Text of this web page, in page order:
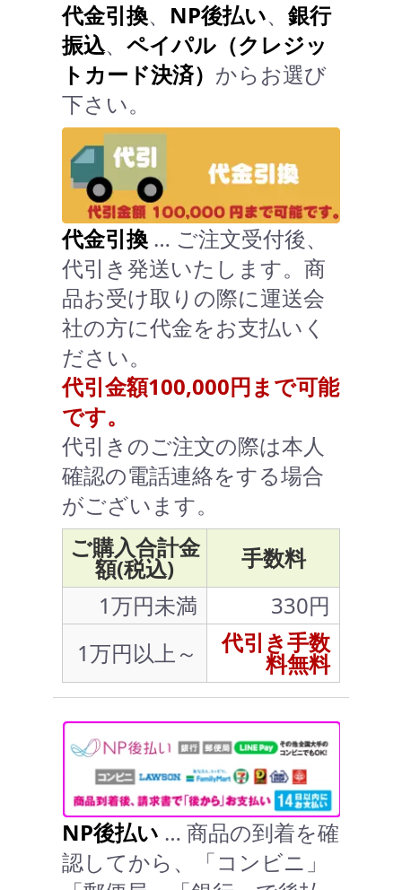
代金引換、 NP後払い、 銀行
振込、 ペイパル（クレジッ
トカード決済） からお選び
下さい。
代金引換 … ご注文受付後、
代引き発送いたします。商
品お受け取りの際に運送会
社の方に代金をお支払いく
ださい。
代引金額100,000円まで可能
です。
代引きのご注文の際は本人
確認の電話連絡をする場合
がございます。
ご購入合計金
額(税込)
手数料
1万円未満
330円
1万円以上～
代引き手数
料無料
NP後払い … 商品の到着を確
認してから、「コンビニ」